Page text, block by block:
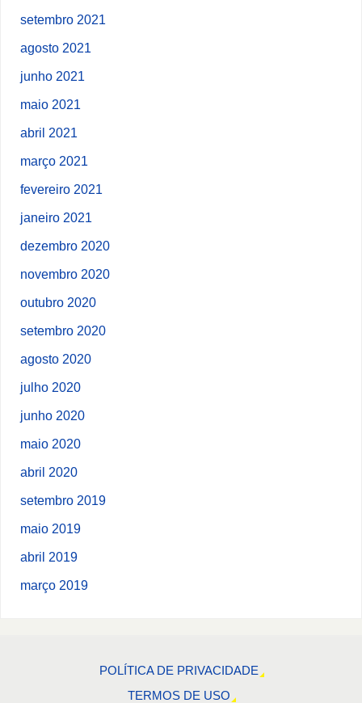
setembro 2021
agosto 2021
junho 2021
maio 2021
abril 2021
março 2021
fevereiro 2021
janeiro 2021
dezembro 2020
novembro 2020
outubro 2020
setembro 2020
agosto 2020
julho 2020
junho 2020
maio 2020
abril 2020
setembro 2019
maio 2019
abril 2019
março 2019
POLÍTICA DE PRIVACIDADE
TERMOS DE USO